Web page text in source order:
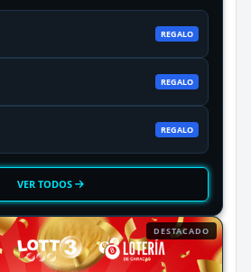
REGALO
REGALO
REGALO
VER TODOS
DESTACADO